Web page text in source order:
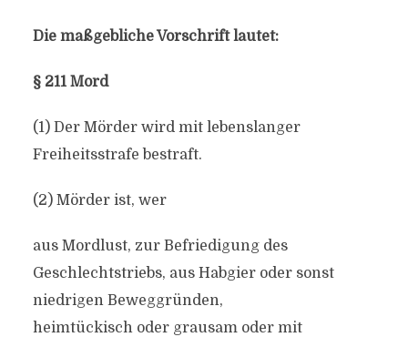
Die maßgebliche Vorschrift lautet:
§ 211 Mord
(1) Der Mörder wird mit lebenslanger
Freiheitsstrafe bestraft.
(2) Mörder ist, wer
aus Mordlust, zur Befriedigung des
Geschlechtstriebs, aus Habgier oder sonst
niedrigen Beweggründen,
heimtückisch oder grausam oder mit